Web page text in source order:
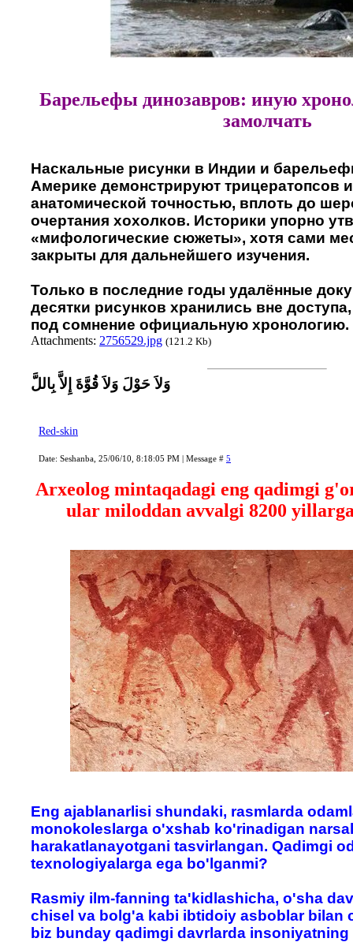
Барельефы динозавров: иную
замолчать
Наскальные рисунки в Индии и
Америке демонстрируют трицератопсов
анатомической точностью, вплоть до
очертания хохолков. Историки упорно
«мифологические сюжеты», хотя сами
закрыты для дальнейшего изучения.
Только в последние годы удалённые
десятки рисунков хранились вне
под сомнение официальную хронологию.
Attachments: 2756529.jpg (121.2 Kb)
وَلاَ حَوْلَ وَلاَ قُوَّةَ إِلاَّ بِاللَّ
Red-skin
Date: Seshanba, 25/06/10, 8:18:05 PM | Message # 5
Arxeolog mintaqadagi eng qadimgi
ular miloddan avvalgi 8200
Eng ajablanarlisi shundaki, rasmlarda
monokoleslarga o'xshab ko'rinadigan
harakatlanayotgani tasvirlangan. Qadimgi
texnologiyalarga ega bo'lganmi?
Rasmiy ilm-fanning ta'kidlashicha, o'sha
chisel va bolg'a kabi ibtidoiy asboblar bilan
biz bunday qadimgi davrlarda